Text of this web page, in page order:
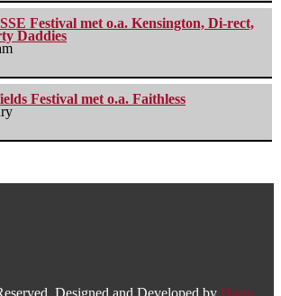
Festival met o.a. Kensington, Di-rect,
Daddies
Festival met o.a. Faithless
Designed and Developed by Harm